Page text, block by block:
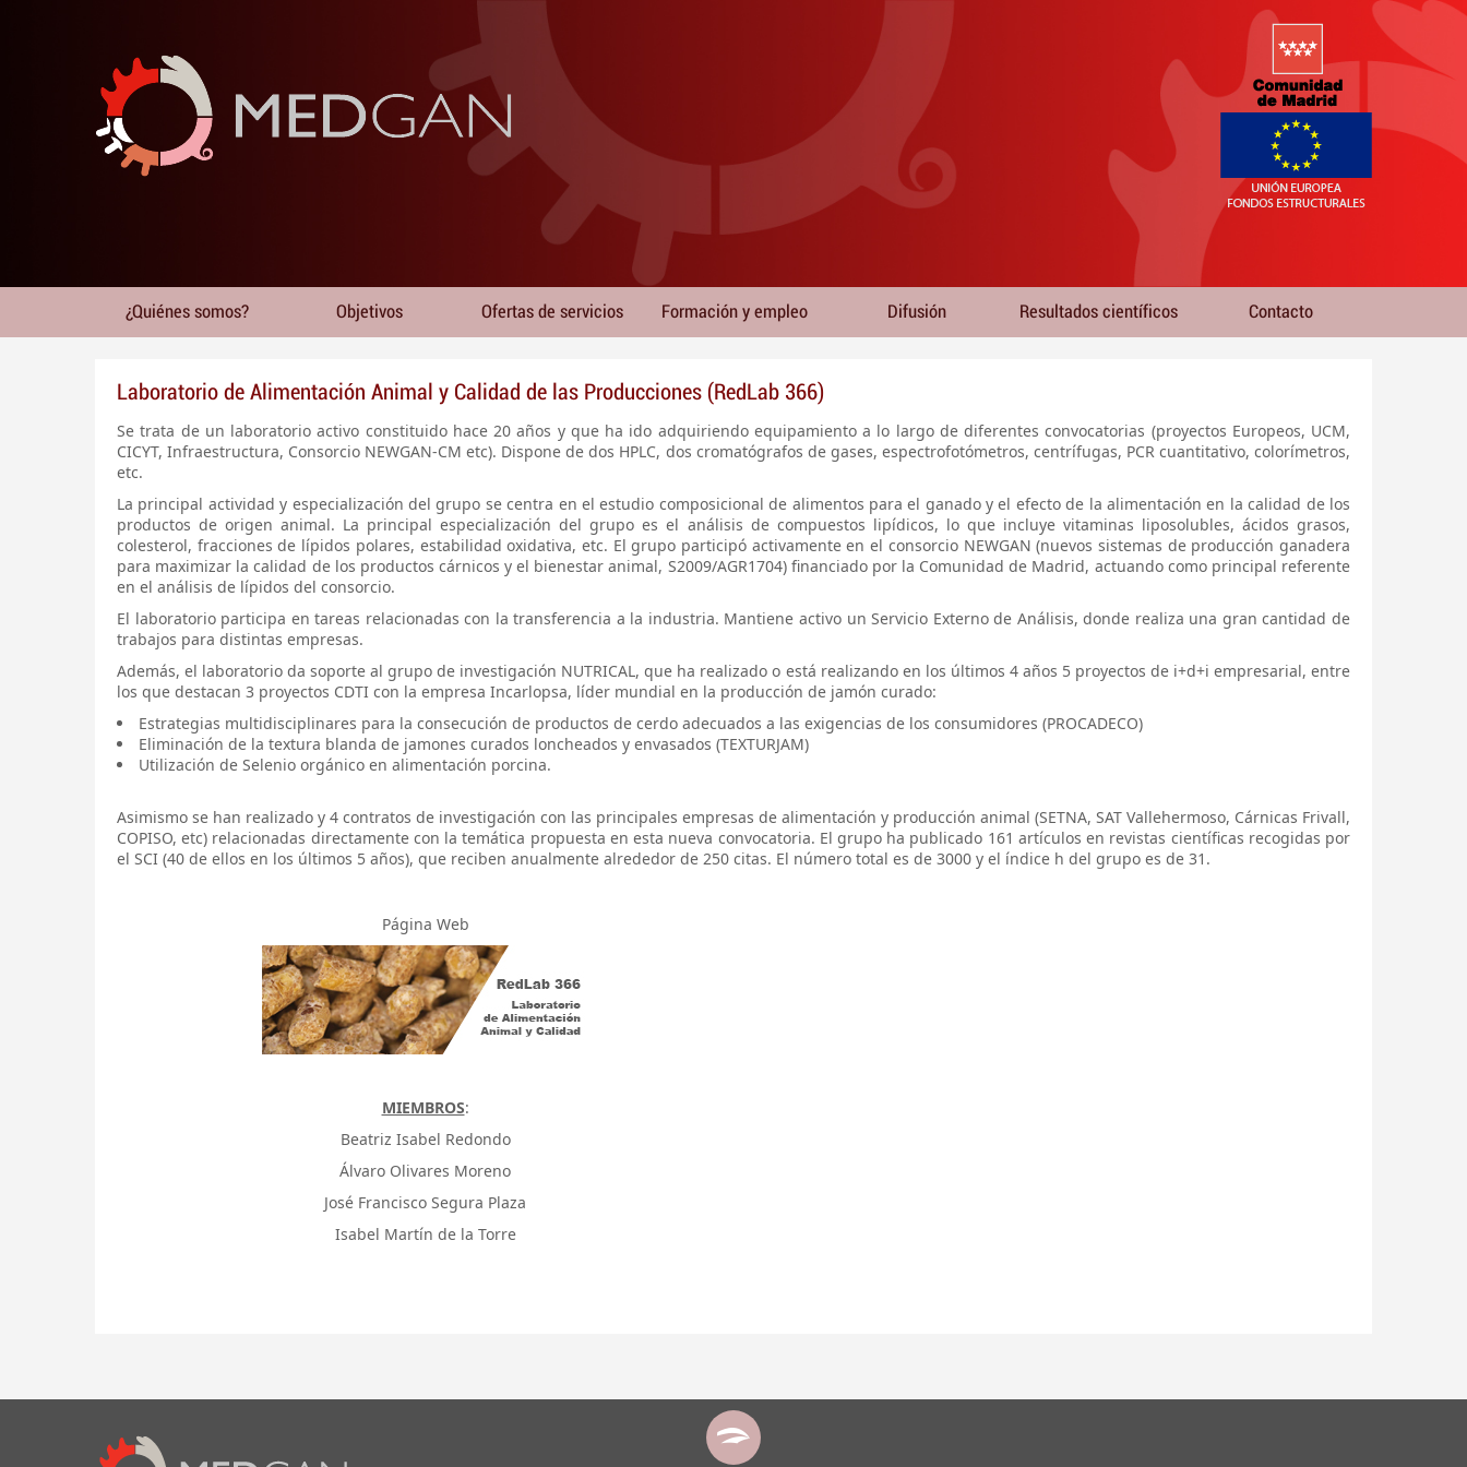
¿Quiénes somos? Objetivos Ofertas de servicios Formación y empleo Difusión Resultados científicos Contacto
Laboratorio de Alimentación Animal y Calidad de las Producciones (RedLab 366)
Se trata de un laboratorio activo constituido hace 20 años y que ha ido adquiriendo equipamiento a lo largo de diferentes convocatorias (proyectos Europeos, UCM,
CICYT, Infraestructura, Consorcio NEWGAN-CM etc). Dispone de dos HPLC, dos cromatógrafos de gases, espectrofotómetros, centrífugas, PCR cuantitativo, colorímetros,
etc.
La principal actividad y especialización del grupo se centra en el estudio composicional de alimentos para el ganado y el efecto de la alimentación en la calidad de los
productos de origen animal. La principal especialización del grupo es el análisis de compuestos lipídicos, lo que incluye vitaminas liposolubles, ácidos grasos,
colesterol, fracciones de lípidos polares, estabilidad oxidativa, etc. El grupo participó activamente en el consorcio NEWGAN (nuevos sistemas de producción ganadera
para maximizar la calidad de los productos cárnicos y el bienestar animal, S2009/AGR1704) financiado por la Comunidad de Madrid, actuando como principal referente
en el análisis de lípidos del consorcio.
El laboratorio participa en tareas relacionadas con la transferencia a la industria. Mantiene activo un Servicio Externo de Análisis, donde realiza una gran cantidad de
trabajos para distintas empresas.
Además, el laboratorio da soporte al grupo de investigación NUTRICAL, que ha realizado o está realizando en los últimos 4 años 5 proyectos de i+d+i empresarial, entre
los que destacan 3 proyectos CDTI con la empresa Incarlopsa, líder mundial en la producción de jamón curado:
Estrategias multidisciplinares para la consecución de productos de cerdo adecuados a las exigencias de los consumidores (PROCADECO)
Eliminación de la textura blanda de jamones curados loncheados y envasados (TEXTURJAM)
Utilización de Selenio orgánico en alimentación porcina.
Asimismo se han realizado y 4 contratos de investigación con las principales empresas de alimentación y producción animal (SETNA, SAT Vallehermoso, Cárnicas Frivall,
COPISO, etc) relacionadas directamente con la temática propuesta en esta nueva convocatoria. El grupo ha publicado 161 artículos en revistas científicas recogidas por
el SCI (40 de ellos en los últimos 5 años), que reciben anualmente alrededor de 250 citas. El número total es de 3000 y el índice h del grupo es de 31.
Página Web
MIEMBROS:
Beatriz Isabel Redondo
Álvaro Olivares Moreno
José Francisco Segura Plaza
Isabel Martín de la Torre